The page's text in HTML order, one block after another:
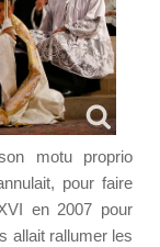
motu proprio
pour faire
en 2007 pour
allait rallumer les